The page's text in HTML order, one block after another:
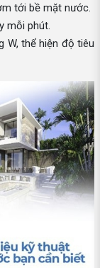
tới bề mặt nước.
mỗi phút.
W, thể hiện độ tiêu